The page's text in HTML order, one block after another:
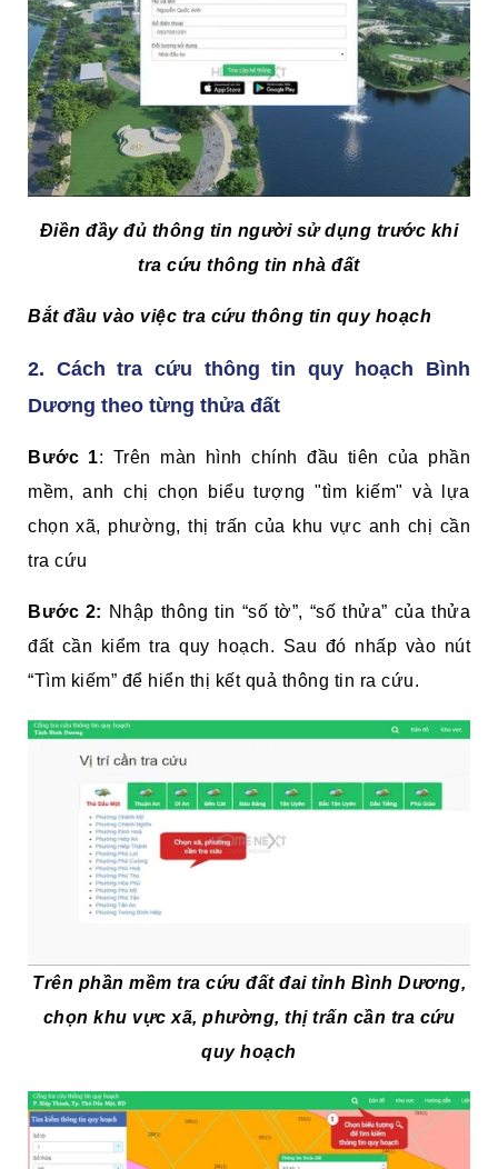
Điền đầy đủ thông tin người sử dụng trước khi
tra cứu thông tin nhà đất
Bắt đầu vào việc tra cứu thông tin quy hoạch
2. Cách tra cứu thông tin quy hoạch Bình
Dương theo từng thửa đất
Bước 1: Trên màn hình chính đầu tiên của phần
mềm, anh chị chọn biểu tượng "tìm kiếm" và lựa
chọn xã, phường, thị trấn của khu vực anh chị cần
tra cứu
Bước 2: Nhập thông tin “số tờ”, “số thửa” của thửa
đất cần kiểm tra quy hoạch. Sau đó nhấp vào nút
“Tìm kiếm” để hiển thị kết quả thông tin ra cứu.
Trên phần mềm tra cứu đất đai tỉnh Bình Dương,
chọn khu vực xã, phường, thị trấn cần tra cứu
quy hoạch